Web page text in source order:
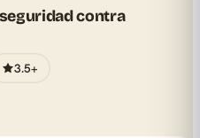
contra
3.5+